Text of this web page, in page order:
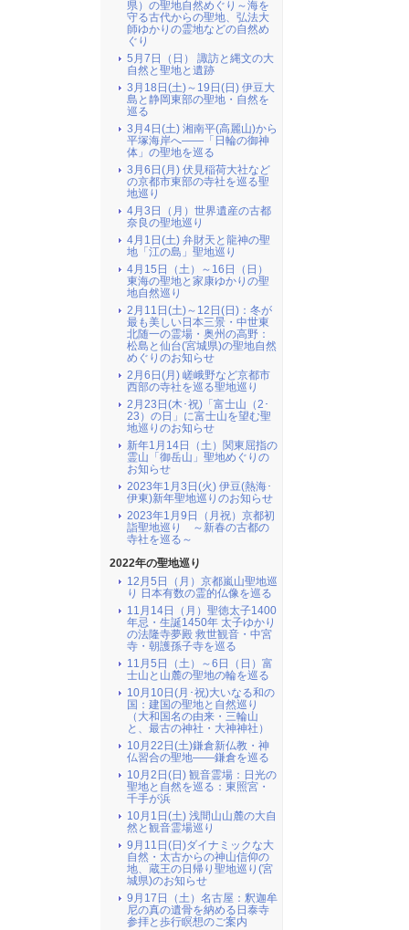
県）の聖地自然めぐり～海を
守る古代からの聖地、弘法大
師ゆかりの霊地などの自然め
ぐり
5月7日（日） 諏訪と縄文の大
自然と聖地と遺跡
3月18日(土)～19日(日) 伊豆大
島と静岡東部の聖地・自然を
巡る
3月4日(土) 湘南平(高麗山)から
平塚海岸へ――「日輪の御神
体」の聖地を巡る
3月6日(月) 伏見稲荷大社など
の京都市東部の寺社を巡る聖
地巡り
4月3日（月）世界遺産の古都
奈良の聖地巡り
4月1日(土) 弁財天と龍神の聖
地「江の島」聖地巡り
4月15日（土）～16日（日）
東海の聖地と家康ゆかりの聖
地自然巡り
2月11日(土)～12日(日)：冬が
最も美しい日本三景・中世東
北随一の霊場・奥州の高野：
松島と仙台(宮城県)の聖地自然
めぐりのお知らせ
2月6日(月) 嵯峨野など京都市
西部の寺社を巡る聖地巡り
2月23日(木･祝)「富士山（2･
23）の日」に富士山を望む聖
地巡りのお知らせ
新年1月14日（土）関東屈指の
霊山「御岳山」聖地めぐりの
お知らせ
2023年1月3日(火) 伊豆(熱海･
伊東)新年聖地巡りのお知らせ
2023年1月9日（月祝）京都初
詣聖地巡り ～新春の古都の
寺社を巡る～
2022年の聖地巡り
12月5日（月）京都嵐山聖地巡
り 日本有数の霊的仏像を巡る
11月14日（月）聖徳太子1400
年忌・生誕1450年 太子ゆかり
の法隆寺夢殿 救世観音・中宮
寺・朝護孫子寺を巡る
11月5日（土）～6日（日）富
士山と山麓の聖地の輪を巡る
10月10日(月･祝)大いなる和の
国：建国の聖地と自然巡り
（大和国名の由来・三輪山
と、最古の神社・大神神社）
10月22日(土)鎌倉新仏教・神
仏習合の聖地――鎌倉を巡る
10月2日(日) 観音霊場：日光の
聖地と自然を巡る：東照宮・
千手が浜
10月1日(土) 浅間山山麓の大自
然と観音霊場巡り
9月11日(日)ダイナミックな大
自然・太古からの神山信仰の
地、蔵王の日帰り聖地巡り(宮
城県)のお知らせ
9月17日（土）名古屋：釈迦牟
尼の真の遺骨を納める日泰寺
参拝と歩行瞑想のご案内